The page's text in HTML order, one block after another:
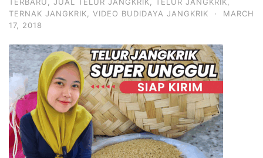
TERNAK JANGKRIK
VIDEO BUDIDAYA JANGKRIK ·
MARCH
17, 2018